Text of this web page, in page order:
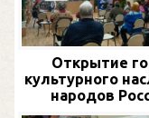
Открытие
культурного
народов